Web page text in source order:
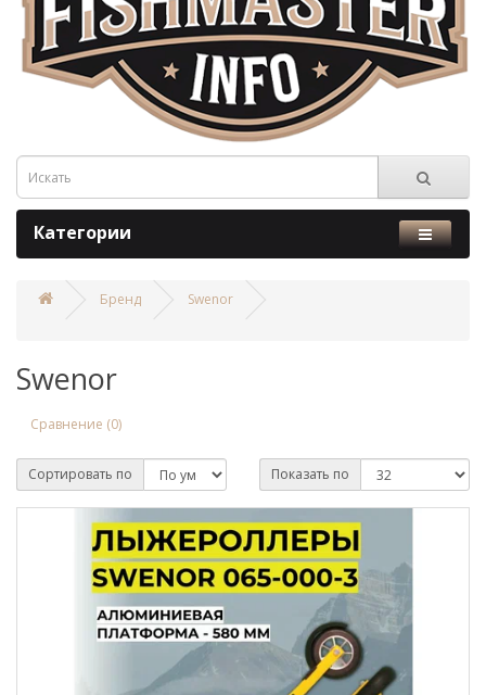
Категории
Бренд Swenor
Swenor
Сравнение (0)
Сортировать по Показать по